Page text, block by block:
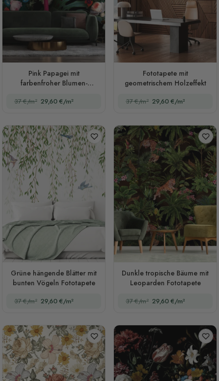
Pink Papagei mit
farbenfroher Blumen-
37 €/m² 29,60 €/m²
Fototapete mit
geometrischem Holzeffekt
37 €/m² 29,60 €/m²
Grüne hängende Blätter mit
bunten Vögeln Fototapete
37 €/m² 29,60 €/m²
Dunkle tropische Bäume mit
Leoparden Fototapete
37 €/m² 29,60 €/m²